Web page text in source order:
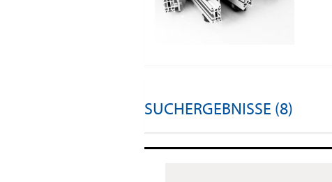
SUCHERGEBNISSE (8)